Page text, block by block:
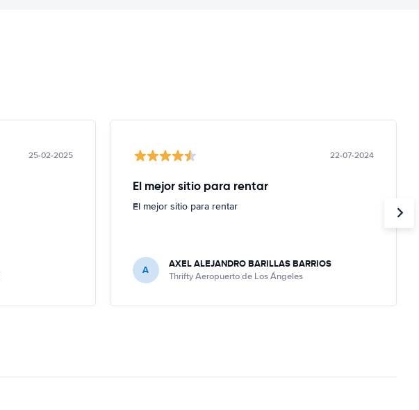
25-02-2025 22-07-2024
El mejor sitio para rentar
El mejor sitio para rentar
A AXEL ALEJANDRO BARILLAS BARRIOS
Thrifty Aeropuerto de Los Ángeles